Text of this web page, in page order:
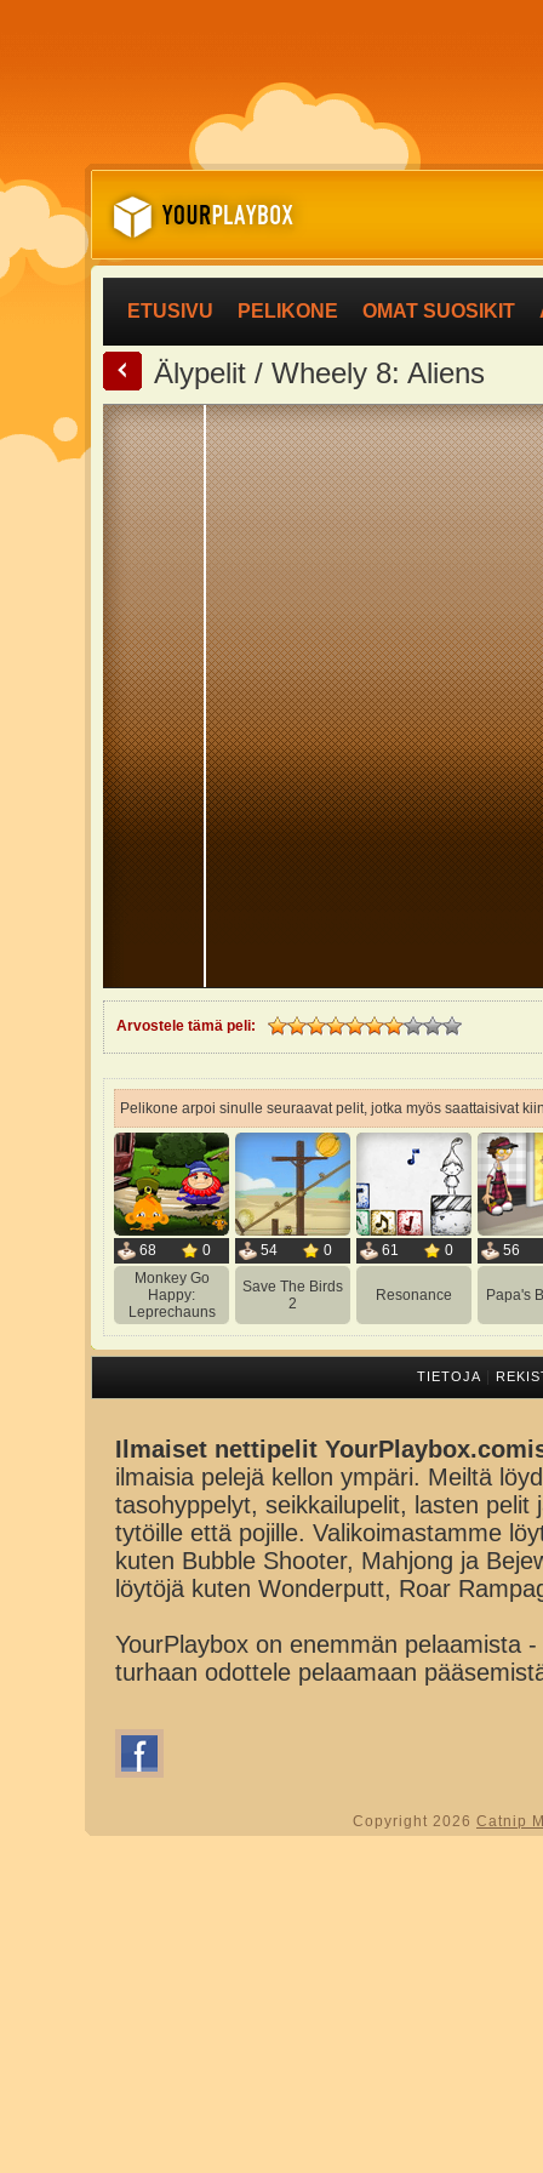
ETUSIVU PELIKONE OMAT SUOSIKIT
< Älypelit / Wheely 8: Aliens
Arvostele tämä peli:
Pelikone arpoi sinulle seuraavat pelit, jotka myös saattaisivat
68
0
Monkey Go
Happy:
Leprechauns
54 0
Save The Birds
2
61 0
Resonance
56
Papa's
TIETOJA|
Ilmaiset nettipelit
ilmaisia pelejä kellon ympäri. Meiltä
tasohyppelyt, seikkailupelit, lasten
tytöille että pojille. Valikoimastamme
kuten Bubble Shooter, Mahjong ja
löytöjä kuten Wonderputt, Roar
YourPlaybox on enemmän pelaamista
turhaan odottele pelaamaan
Copyright 2026 Catnip